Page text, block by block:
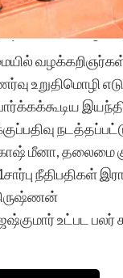
வழக்கறிஞர்கள்
உறுதிமொழி
மீனா, தலைமை
நீதிபதிகள்
உட்பட